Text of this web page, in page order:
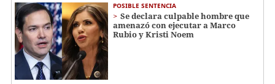
POSIBLE SENTENCIA
Se declara culpable hombre que
amenazó con ejecutar a Marco
Rubio y Kristi Noem